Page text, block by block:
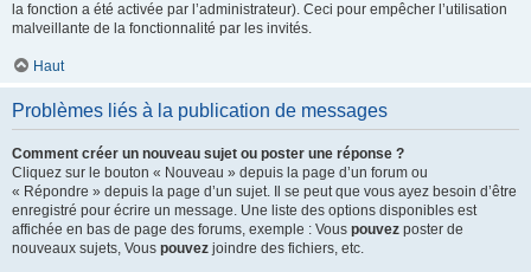
la fonction a été activée par l’administrateur). Ceci pour empêcher l’utilisation
malveillante de la fonctionnalité par les invités.
Haut
Problèmes liés à la publication de messages
Comment créer un nouveau sujet ou poster une réponse ?
Cliquez sur le bouton « Nouveau » depuis la page d’un forum ou
« Répondre » depuis la page d’un sujet. Il se peut que vous ayez besoin d’être
enregistré pour écrire un message. Une liste des options disponibles est
affichée en bas de page des forums, exemple : Vous pouvez poster de
nouveaux sujets, Vous pouvez joindre des fichiers, etc.